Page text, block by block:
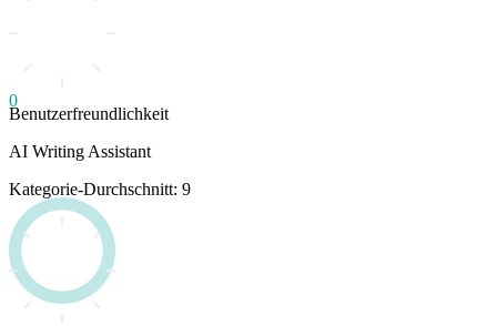
0
Benutzerfreundlichkeit
AI Writing Assistant
Kategorie-Durchschnitt: 9